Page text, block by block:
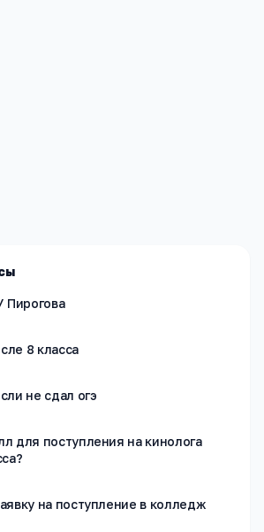
8 класса
не сдал огэ
для поступления на кинолога
на поступление в колледж